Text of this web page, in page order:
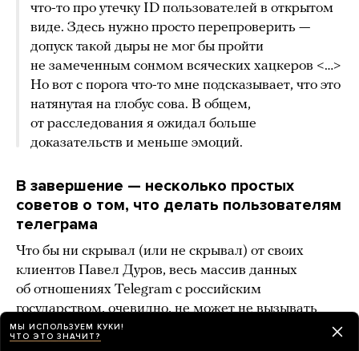
что-то про утечку ID пользователей в открытом
виде. Здесь нужно просто перепроверить —
допуск такой дыры не мог бы пройти
не замеченным сонмом всяческих хацкеров <…>
Но вот с порога что-то мне подсказывает, что это
натянутая на глобус сова. В общем,
от расследования я ожидал больше
доказательств и меньше эмоций.
В завершение — несколько простых
советов о том, что делать пользователям
телеграма
Что бы ни скрывал (или не скрывал) от своих
клиентов Павел Дуров, весь массив данных
об отношениях Telegram с российским
государством, очевидно, не может не вызывать
сомнений в небезопасности коммуникации внутри
МЫ ИСПОЛЬЗУЕМ КУКИ!
ЧТО ЭТО ЗНАЧИТ?